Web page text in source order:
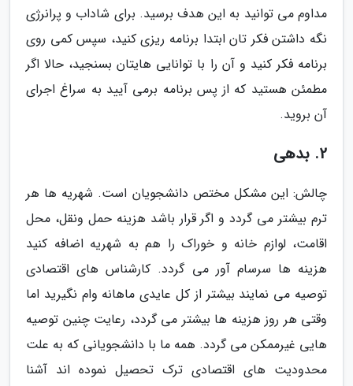
مداوم می توانید به این هدف برسید. برای شاداب و پرانرژی
نگه داشتن فکر تان ابتدا برنامه ریزی کنید، سپس کمی روی
برنامه فکر کنید و آن را با توانایی هایتان بسنجید، حالا اگر
مطمئن هستید که از پس برنامه برمی آیید به سراغ اجرای
آن بروید.
2. بدهی
چالش: این مشکل مختص دانشجویان است. شهریه ها هر
ترم بیشتر می گردد و اگر قرار باشد هزینه حمل ونقل، محل
اقامت، لوازم خانه و خوراک را هم به شهریه اضافه کنید
هزینه ها سرسام آور می گردد. کارشناس های اقتصادی
توصیه می نمایند بیشتر از کل عایدی ماهانه وام نگیرید اما
وقتی هر روز هزینه ها بیشتر می گردد، رعایت چنین توصیه
هایی غیرممکن می گردد. همه ما با دانشجویانی که به علت
محدودیت های اقتصادی ترک تحصیل نموده اند آشنا